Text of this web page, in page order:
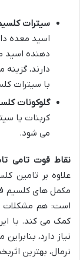
سیترات
اسید معده
دهنده اسید
دارند،
با سیترات
گلوکونات
کربنات یا
می شود.
نقاط قوت تامی
علاوه بر تامین
مکمل های کلسیم
است: هم مشکلات
کمک می کند. با
نیاز دارد،
نرمال، بهترین